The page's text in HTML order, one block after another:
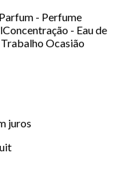
- Perfume
- Eau de
Ocasião
juros